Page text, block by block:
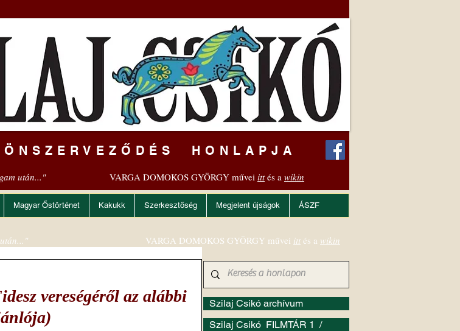
HONLAPJA
után..." VARGA DOMOKOS GYÖRGY művei ittés a wikin
Magyar Őstörténet Kakukk Szerkesztőség Megjelent újságok ÁSZF
vereségéről az alábbi
Szilaj Csikó archívum
Szilaj Csikó FILMTÁR 1 /
VARGA DOMOKOS GYÖRGY művei itt és a wikin